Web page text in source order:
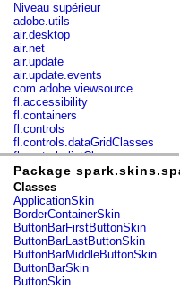
Niveau supérieur
adobe.utils
air.desktop
air.net
air.update
air.update.events
com.adobe.viewsource
fl.accessibility
fl.containers
fl.controls
fl.controls.dataGridClasses
fl.controls.listClasses
fl.controls.progressBarClasses
fl.core
fl.data
fl.display
fl.events
fl.ik
fl.lang
fl.livepreview
fl.managers
Package
Classes
ApplicationSkin
BorderContainerSkin
ButtonBarFirstButtonSkin
ButtonBarLastButtonSkin
ButtonBarMiddleButtonSkin
ButtonBarSkin
ButtonSkin